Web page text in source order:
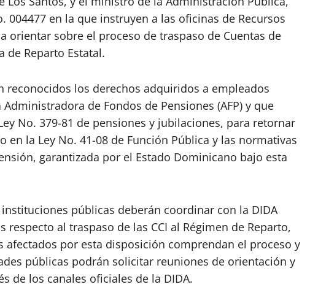
en la que instruyen a las oficinas de Recursos
orientar sobre el proceso de traspaso de Cuentas de
de Reparto Estatal.
reconocidos los derechos adquiridos a empleados
de Fondos de Pensiones (AFP) y que
No. 379-81 de pensiones y jubilaciones, para retornar
en la Ley No. 41-08 de Función Pública y las normativas
garantizada por el Estado Dominicano bajo esta
públicas deberán coordinar con la DIDA
al traspaso de las CCI al Régimen de Reparto,
por esta disposición comprendan el proceso y
públicas podrán solicitar reuniones de orientación y
de los canales oficiales de la DIDA.